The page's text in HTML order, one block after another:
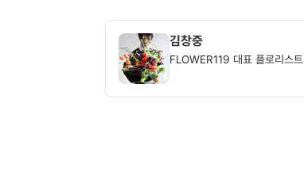
김창중
FLOWER119 대표 플로리스트